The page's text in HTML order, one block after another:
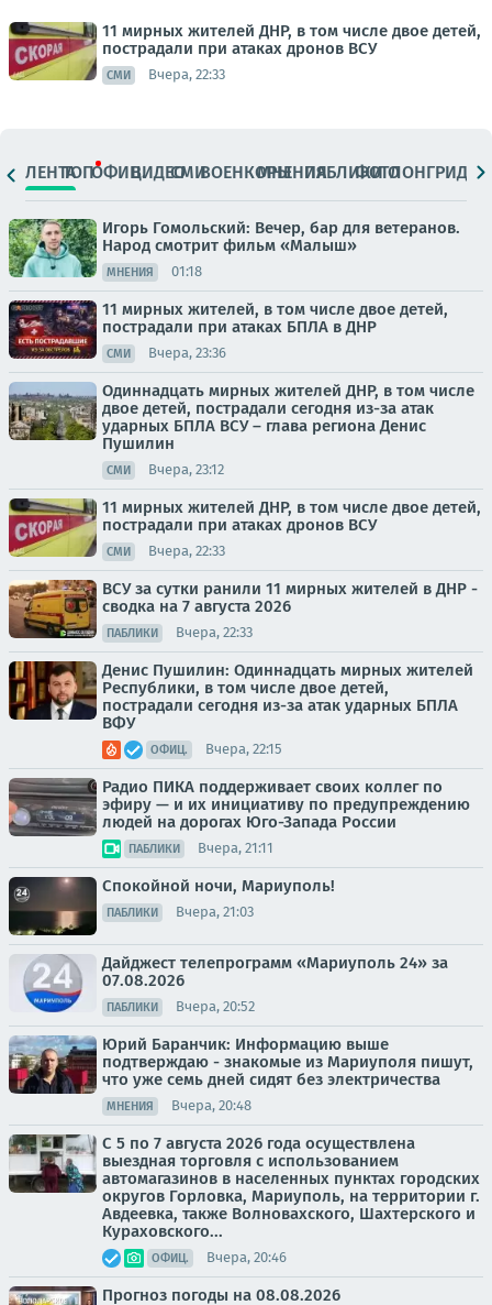
11 мирных жителей ДНР, в том числе двое детей,
пострадали при атаках дронов ВСУ
СМИ Вчера, 22:33
ЛЕНТАТОПОФИЦ.ВИДЕОСМИВОЕНКОРЫМНЕНИЯПАБЛИКИ
ФОТОЛОНГРИДЫ
Игорь Гомольский: Вечер, бар для ветеранов.
Народ смотрит фильм «Малыш»
МНЕНИЯ 01:18
11 мирных жителей, в том числе двое детей,
пострадали при атаках БПЛА в ДНР
СМИ Вчера, 23:36
Одиннадцать мирных жителей ДНР, в том числе
двое детей, пострадали сегодня из-за атак
ударных БПЛА ВСУ – глава региона Денис
Пушилин
СМИ Вчера, 23:12
11 мирных жителей ДНР, в том числе двое детей,
пострадали при атаках дронов ВСУ
СМИ Вчера, 22:33
ВСУ за сутки ранили 11 мирных жителей в ДНР -
сводка на 7 августа 2026
ПАБЛИКИ Вчера, 22:33
Денис Пушилин: Одиннадцать мирных жителей
Республики, в том числе двое детей,
пострадали сегодня из-за атак ударных БПЛА
ВФУ
ОФИЦ. Вчера, 22:15
Радио ПИКА поддерживает своих коллег по
эфиру — и их инициативу по предупреждению
людей на дорогах Юго-Запада России
ПАБЛИКИ Вчера, 21:11
Спокойной ночи, Мариуполь!
ПАБЛИКИ Вчера, 21:03
Дайджест телепрограмм «Мариуполь 24» за
07.08.2026
ПАБЛИКИ Вчера, 20:52
Юрий Баранчик: Информацию выше
подтверждаю - знакомые из Мариуполя пишут,
что уже семь дней сидят без электричества
МНЕНИЯ Вчера, 20:48
С 5 по 7 августа 2026 года осуществлена
выездная торговля с использованием
автомагазинов в населенных пунктах городских
округов Горловка, Мариуполь, на территории г.
Авдеевка, также Волновахского, Шахтерского и
Кураховского...
ОФИЦ. Вчера, 20:46
Прогноз погоды на 08.08.2026